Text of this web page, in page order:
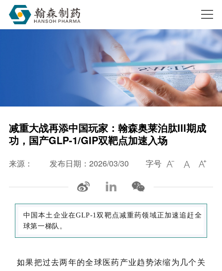
减重大战再添中国玩家：翰森奥莱泊肽III期成
功，国产GLP-1/GIP双靶点加速入场
来源： 发布日期：2026/03/30 字号   
中国本土企业在GLP-1双靶点减重药领域正加速追赶全
球第一梯队。
如果把过去两年的全球医药产业趋势浓缩为几个关